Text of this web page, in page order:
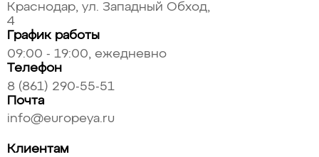
Краснодар, ул. Западный Обход,
4
График работы
09:00 - 19:00, ежедневно
Телефон
8 (861) 290-55-51
Почта
info@europeya.ru
Клиентам